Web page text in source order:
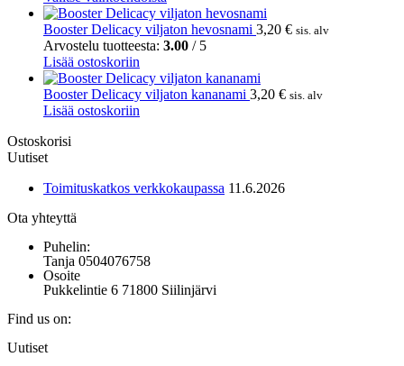
-
95,00 €
tuotteella
on
useampi
Voit
tehdä
Booster Delicacy viljaton hevosnami 3,20 € sis. alv
Arvostelu tuotteesta: 3.00 / 5
Lisää ostoskoriin
Booster Delicacy viljaton kananami 3,20 € sis. alv
Lisää ostoskoriin
Ostoskorisi
Uutiset
Toimituskatkos verkkokaupassa 11.6.2026
Ota yhteyttä
Puhelin:
Tanja 0504076758
Osoite
Pukkelintie 6 71800 Siilinjärvi
Find us on:
Mail
Uutiset